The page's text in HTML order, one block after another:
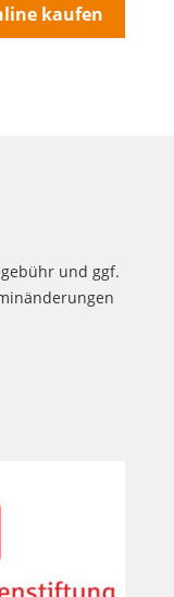
kaufen
und ggf.